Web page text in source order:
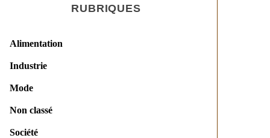
RUBRIQUES
Alimentation
Industrie
Mode
Non classé
Société